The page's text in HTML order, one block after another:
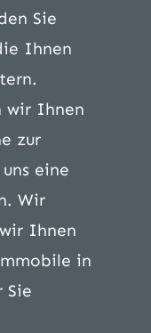
Sie
Ihnen
wir Ihnen
zur
eine
Wir
Ihnen
in
Sie